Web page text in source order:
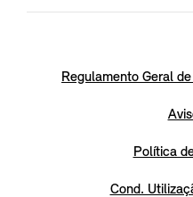
Regulamento Geral
Política
Cond.